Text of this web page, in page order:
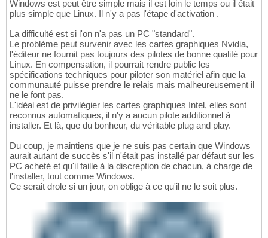
Windows est peut être simple mais il est loin le temps ou il était
plus simple que Linux. Il n'y a pas l'étape d'activation .
La difficulté est si l'on n'a pas un PC "standard".
Le problème peut survenir avec les cartes graphiques Nvidia,
l'éditeur ne fournit pas toujours des pilotes de bonne qualité pour
Linux. En compensation, il pourrait rendre public les
spécifications techniques pour piloter son matériel afin que la
communauté puisse prendre le relais mais malheureusement il
ne le font pas.
L'idéal est de privilégier les cartes graphiques Intel, elles sont
reconnus automatiques, il n'y a aucun pilote additionnel à
installer. Et là, que du bonheur, du véritable plug and play.
Du coup, je maintiens que je ne suis pas certain que Windows
aurait autant de succès s'il n'était pas installé par défaut sur les
PC acheté et qu'il faille à la discreption de chacun, à charge de
l'installer, tout comme Windows.
Ce serait drole si un jour, on oblige à ce qu'il ne le soit plus.